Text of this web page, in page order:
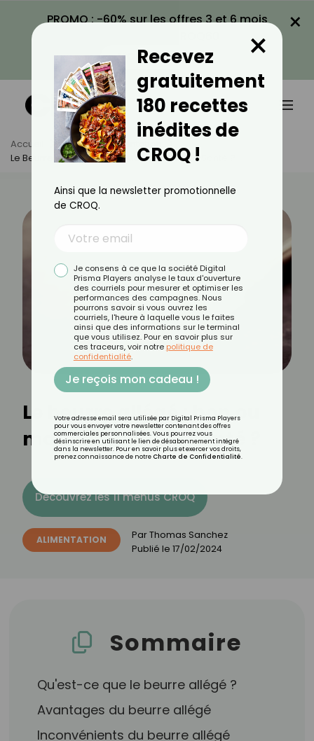
PROMO : -60% sur les offres 3 et 6 mois
VOIR LA PROMO
×
Accueil Actus
Alimentation
Le Beurre Allégé : Bon Ou Mauvais Pour La Santé ?
Le beurre allégé : bon ou
mauvais pour la santé ?
Découvrez les 11 menus CROQ
ALIMENTATION ParThomas Sanchez
Publié le 17/02/2024
Sommaire
Qu'est-ce que le beurre allégé ?
Avantages du beurre allégé
Inconvénients du beurre allégé
Recevez
gratuitement
180 recettes
inédites de
CROQ !
×
Ainsi que la newsletter promotionnelle
de CROQ.
Je consens à ce que la société Digital
Prisma Players analyse le taux d'ouverture
des courriels pour mesurer et optimiser les
performances des campagnes. Nous
pourrons savoir si vous ouvrez les
courriels, l'heure à laquelle vous le faites
ainsi que des informations sur le terminal
que vous utilisez. Pour en savoir plus sur
ces traceurs, voir notre politique de
confidentialité.
Je reçois mon cadeau !
Votre adresse email sera utilisée par Digital Prisma Players
pour vous envoyer votre newsletter contenant des offres
commerciales personnalisées. Vous pourrez vous
désinscrire en utilisant le lien de désabonnement intégré
dans la newsletter. Pour en savoir plus et exercer vos droits,
prenez connaissance de notre Charte de Confidentialité.